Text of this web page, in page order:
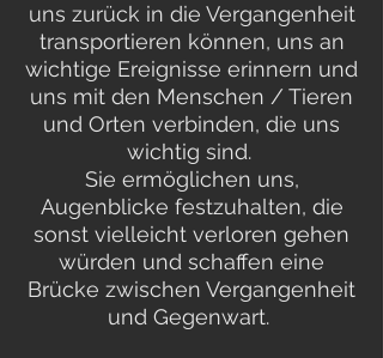
uns zurück in die Vergangenheit
transportieren können, uns an
wichtige Ereignisse erinnern und
uns mit den Menschen / Tieren
und Orten verbinden, die uns
wichtig sind.
Sie ermöglichen uns,
Augenblicke festzuhalten, die
sonst vielleicht verloren gehen
würden und schaffen eine
Brücke zwischen Vergangenheit
und Gegenwart.